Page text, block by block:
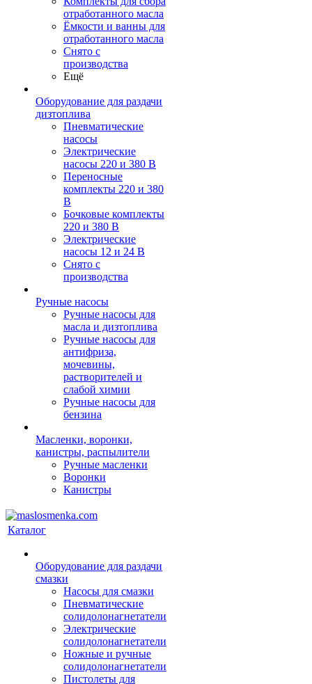
отработанного масла
Ёмкости и ванны для
отработанного масла
Снято с
производства
Ещё
Оборудование для раздачи
дизтоплива
Пневматические
насосы
Электрические
насосы 220 и 380 В
Переносные
комплекты 220 и 380
В
Бочковые комплекты
220 и 380 В
Электрические
насосы 12 и 24 В
Снято с
производства
Ручные насосы
Ручные насосы для
масла и дизтоплива
Ручные насосы для
антифриза,
мочевины,
растворителей и
слабой химии
Ручные насосы для
бензина
Масленки, воронки,
канистры, распылители
Ручные масленки
Воронки
Канистры
Каталог
Оборудование для раздачи
смазки
Насосы для смазки
Пневматические
солидолонагнетатели
Электрические
солидолонагнетатели
Ножные и ручные
солидолонагнетатели
Пистолеты для